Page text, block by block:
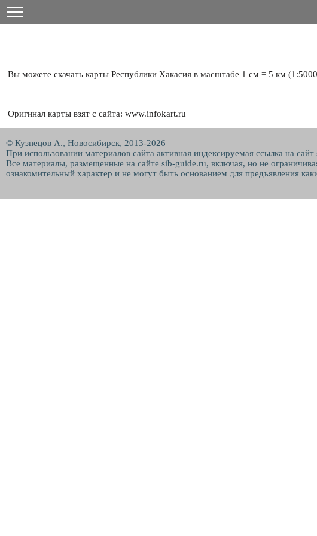
Вы можете скачать карты Республики Хакасия в масштабе 1 см = 5 км
Оригинал карты взят с сайта: www.infokart.ru
© Кузнецов А., Новосибирск, 2013-2026
При использовании материалов сайта активная индексируемая ссылка на сайт
Все материалы, размещенные на сайте sib-guide.ru, включая, но не
ознакомительный характер и не могут быть основанием для предъявления